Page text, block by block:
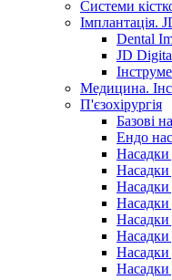
Системи
Імплантація.
Dental
JD
Медицина.
П'єзохірургія
Базові
Ендо
Насадки
Насадки
Насадки
Насадки
Насадки
Насадки
Насадки
Насадки